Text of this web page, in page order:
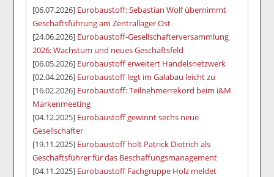
[06.07.2026] Eurobaustoff: Sebastian Wolf übernimmt
Geschäftsführung am Zentrallager Ost
[24.06.2026] Eurobaustoff-Gesellschafterversammlung
2026: Wachstum und neues Geschäftsfeld
[06.05.2026] Eurobaustoff erweitert Handelsnetzwerk
[02.04.2026] Eurobaustoff legt im Galabau leicht zu
[16.02.2026] Eurobaustoff: Teilnehmerrekord beim i&M
Markenmeeting
[04.12.2025] Eurobaustoff gewinnt sechs neue
Gesellschafter
[19.11.2025] Eurobaustoff holt Patrick Dietrich als
Geschäftsführer für das Beschaffungsmanagement
[04.11.2025] Eurobaustoff Fachgruppe Holz meldet